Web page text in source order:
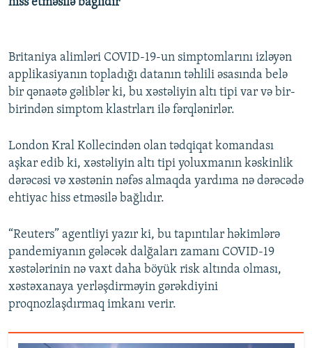
XƏBƏR BÜLLETENLƏRIMIZ
hiss etməsilə bağlıdır
Britaniya alimləri COVID-19-un simptomlarını izləyən
applikasiyanın topladığı datanın təhlili əsasında belə
bir qənaətə gəliblər ki, bu xəstəliyin altı tipi var və bir-
birindən simptom klastrları ilə fərqlənirlər.
London Kral Kollecindən olan tədqiqat komandası
aşkar edib ki, xəstəliyin altı tipi yoluxmanın kəskinlik
dərəcəsi və xəstənin nəfəs almaqda yardıma nə dərəcədə
ehtiyac hiss etməsilə bağlıdır.
“Reuters” agentliyi yazır ki, bu tapıntılar həkimlərə
pandemiyanın gələcək dalğaları zamanı COVID-19
xəstələrinin nə vaxt daha böyük risk altında olması,
xəstəxanaya yerləşdirməyin gərəkdiyini
proqnozlaşdırmaq imkanı verir.